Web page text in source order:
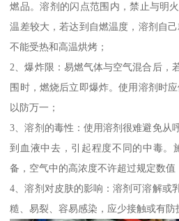
燃品。溶剂的闪点范围内，禁止与明
温差较大，若达到自燃温度，溶剂自
不能受热和高温烘烤；
2、爆炸限：易燃气体与空气混合后，
围时，燃烧后立即爆炸。使用溶剂时
以防万一；
3、溶剂的毒性：使用溶剂很难避免从
到血液中去，引起程度不同的中毒
备，空气中的高浓度不许超过规定数值
4、溶剂对皮肤的影响：溶剂可溶解或
糙、易裂、容易感染，应少接触或有防